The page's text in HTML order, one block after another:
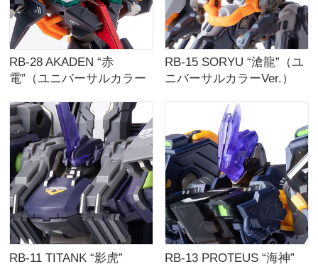
RB-28 AKADEN “赤
電”（ユニバーサルカラー
RB-15 SORYU “滄龍”（ユ
ニバーサルカラーVer.）
RB-11 TITANK “影虎” RB-13 PROTEUS “海神”